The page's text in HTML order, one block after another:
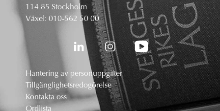
114 85 Stockholm
Växel: 010-562 50 00
Hantering av personuppgifter
Tillgänglighetsredogörelse
Kontakta oss
Ordlista